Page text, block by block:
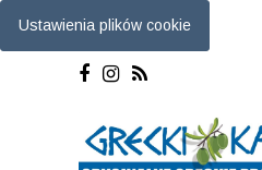
Ustawienia plików cookie